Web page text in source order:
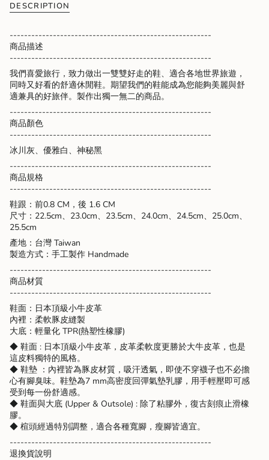
quantity
in
cart",
quantity
for
{{
product
}}",
"multiples_of"=>"Increments
of
{{
quantity
}}",
"minimum_of"=>"Minimum
of
{{
quantity
"maximum_of"=>"Maximum
of
{{
quantity
}}"}
DESCRIPTION
--------------------------------------------------------
商品描述
--------------------------------------------------------
我們喜愛旅行，致力做出一雙雙好走的鞋、適合各地世界旅遊，
同時又好看的舒適休閒鞋。期望我們的鞋能成為您能夠美麗與舒
適兼具的好旅伴。製作出獨一無二的商品。
--------------------------------------------------------
商品顏色
--------------------------------------------------------
冰川灰、優雅白、神秘黑
--------------------------------------------------------
商品規格
--------------------------------------------------------
鞋跟：前0.8 CM，後 1.6 CM
尺寸：22.5cm、23.0cm、23.5cm、24.0cm、24.5cm、25.0cm、
25.5cm
產地：台灣 Taiwan
製造方式：手工製作 Handmade
--------------------------------------------------------
商品材質
--------------------------------------------------------
鞋面：日本頂級小牛皮革
內裡：柔軟豚皮縫製
大底：輕量化 TPR(熱塑性橡膠)
◆ 鞋面 : 日本頂級小牛皮革，皮革柔軟度更勝於大牛皮革，也是
這皮料獨特的風格。
◆ 鞋墊 ：內裡皆為豚皮材質，吸汗透氣，即使不穿襪子也不必擔
心有腳臭味。鞋墊為7 mm高密度回彈氣墊乳膠，用手輕壓即可感
受到每一份舒適感。
◆ 鞋面與大底 (Upper & Outsole) : 除了粘膠外，復古刻痕止滑橡
膠。
◆ 楦頭經過特別調整，適合各種寬腳，瘦腳皆適宜。
--------------------------------------------------------
退換貨說明